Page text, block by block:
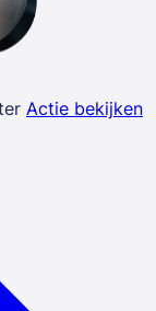
Actie bekijken